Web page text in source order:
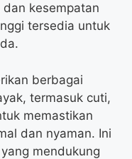
kesempatan
tersedia untuk
berbagai
termasuk cuti,
memastikan
dan nyaman. Ini
mendukung